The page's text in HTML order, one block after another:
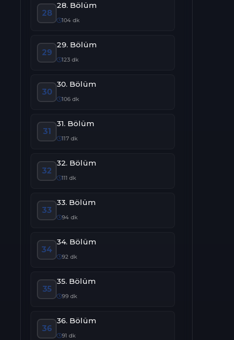
28
28. Bölüm
104 dk
29
29. Bölüm
123 dk
30
30. Bölüm
106 dk
31
31. Bölüm
117 dk
32
32. Bölüm
111 dk
33
33. Bölüm
94 dk
34
34. Bölüm
92 dk
35
35. Bölüm
99 dk
36
36. Bölüm
91 dk